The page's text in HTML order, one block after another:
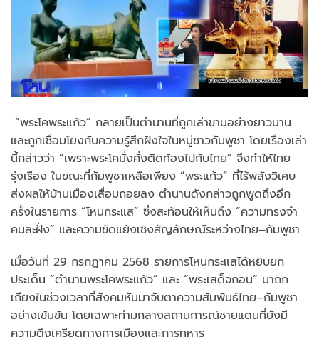
“พระโคพระแก้ว” กลายเป็นตำนานที่ถูกเล่าขานอย่างยาวนาน
และถูกเชื่อมโยงกับความรู้สึกฝังใจในหมู่ชาวกัมพูชา โดยเรื่องเล่า
นี้กล่าวว่า “เพราะพระโคมั่งคั่งติดท้องไปกับไทย” จึงทำให้ไทย
รุ่งเรือง ในขณะที่กัมพูชาเหลือเพียง “พระแก้ว” ที่ไร้พลังวิเศษ
ส่งผลให้บ้านเมืองเสื่อมถอยลง ตำนานดังกล่าวถูกพูดถึงอีก
ครั้งในรายการ “โหนกระแส” ซึ่งสะท้อนให้เห็นถึง “ความทรงจำ
คนละฝั่ง” และความขัดแย้งเชิงสัญลักษณ์ระหว่างไทย–กัมพูชา
เมื่อวันที่ 29 กรกฎาคม 2568 รายการโหนกระแสได้หยิบยก
ประเด็น “ตำนานพระโคพระแก้ว” และ “พระเสด็จกอน” มาถก
เถียงในช่วงเวลาที่สังคมหันมาจับตาความสัมพันธ์ไทย–กัมพูชา
อย่างเข้มข้น โดยเฉพาะท่ามกลางสถานการณ์ชายแดนที่ยังมี
ความตึงเครียดทางการเมืองและการทหาร